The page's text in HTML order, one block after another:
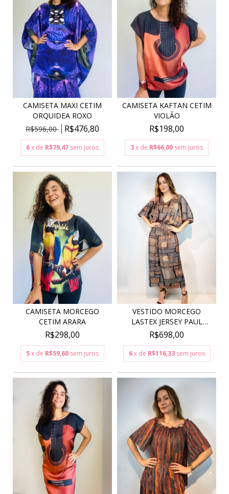
CAMISETA MAXI CETIM
ORQUIDEA ROXO
R$596,00
R$476,80
6x de R$79,47 sem juros
CAMISETA KAFTAN CETIM
VIOLÃO
R$198,00
3x de R$66,00 sem juros
CAMISETA MORCEGO
CETIM ARARA
R$298,00
5x de R$59,60 sem juros
VESTIDO MORCEGO
LASTEX JERSEY PAUL
KLEE...
R$698,00
6 x de R$116,33 sem juros